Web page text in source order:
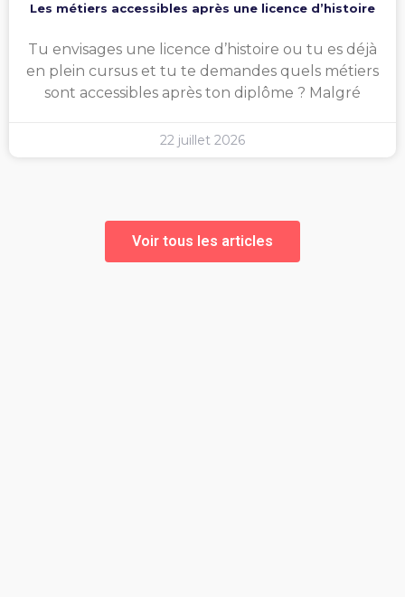
Les métiers accessibles après une licence d’histoire
Tu envisages une licence d’histoire ou tu es déjà
en plein cursus et tu te demandes quels métiers
sont accessibles après ton diplôme ? Malgré
22 juillet 2026
Voir tous les articles